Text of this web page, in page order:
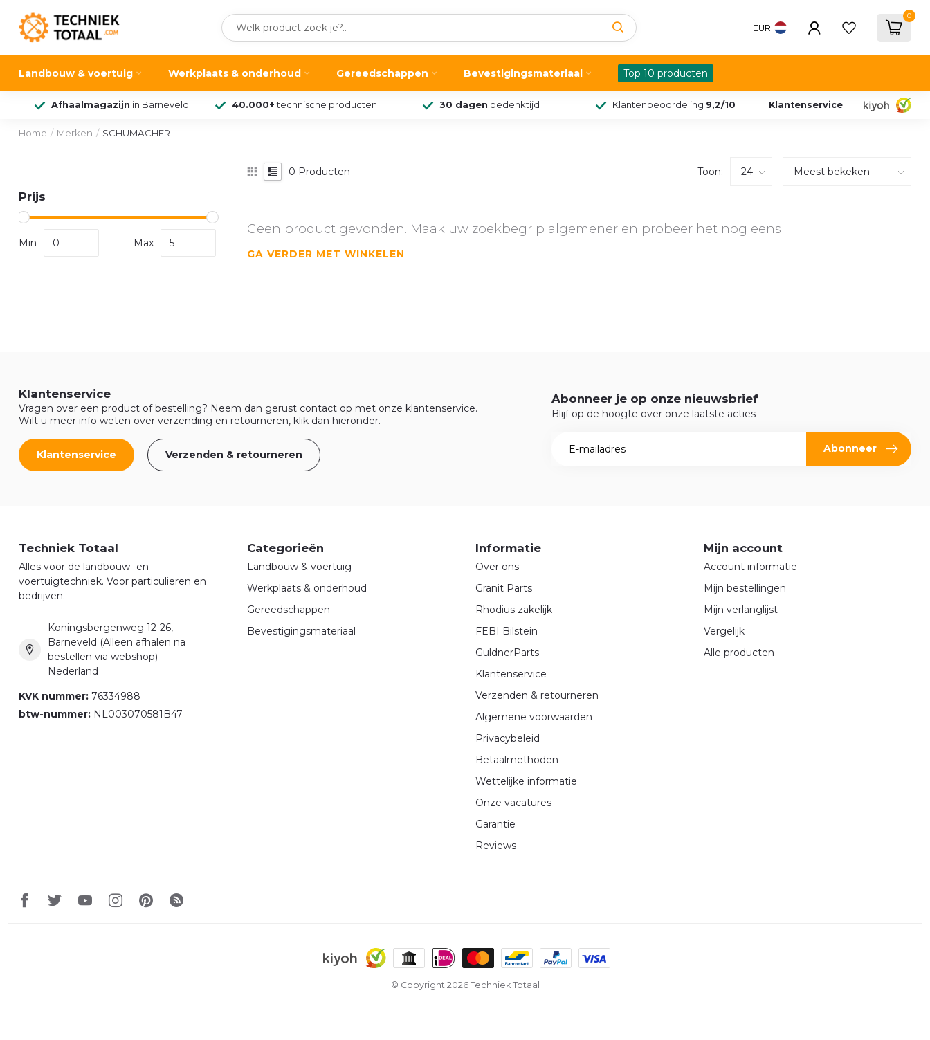
EUR
0
Landbouw & voertuig Werkplaats & onderhoud Gereedschappen Bevestigingsmateriaal Top 10 producten
Afhaalmagazijn in Barneveld 40.000+ technische producten 30 dagen bedenktijd Klantenbeoordeling 9,2/10 Klantenservice
Home / Merken / SCHUMACHER
Prijs
Min Max
0 Producten Toon:
Geen product gevonden. Maak uw zoekbegrip algemener en probeer het nog eens
GA VERDER MET WINKELEN
Klantenservice
Vragen over een product of bestelling? Neem dan gerust contact op met onze klantenservice.
Wilt u meer info weten over verzending en retourneren, klik dan hieronder.
Klantenservice Verzenden & retourneren
Abonneer je op onze nieuwsbrief
Blijf op de hoogte over onze laatste acties
Abonneer
Techniek Totaal
Alles voor de landbouw- en
voertuigtechniek. Voor particulieren en
bedrijven.
Koningsbergenweg 12-26,
Barneveld (Alleen afhalen na
bestellen via webshop)
Nederland
KVK nummer: 76334988
btw-nummer: NL003070581B47
Categorieën
Landbouw & voertuig
Werkplaats & onderhoud
Gereedschappen
Bevestigingsmateriaal
Informatie
Over ons
Granit Parts
Rhodius zakelijk
FEBI Bilstein
GuldnerParts
Klantenservice
Verzenden & retourneren
Algemene voorwaarden
Privacybeleid
Betaalmethoden
Wettelijke informatie
Onze vacatures
Garantie
Reviews
Mijn account
Account informatie
Mijn bestellingen
Mijn verlanglijst
Vergelijk
Alle producten
© Copyright 2026 Techniek Totaal